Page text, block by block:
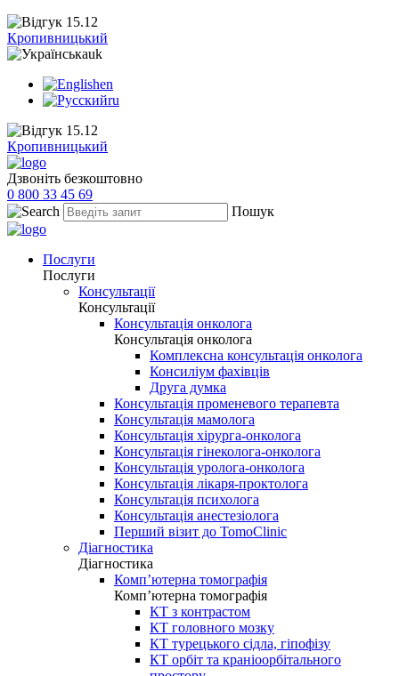
Кропивницький
uk
en
ru
Кропивницький
Дзвоніть безкоштовно
0 800 33 45 69
Пошук
Послуги
Послуги
Консультації
Консультації
Консультація онколога
Консультація онколога
Комплексна консультація онколога
Консиліум фахівців
Друга думка
Консультація променевого терапевта
Консультація мамолога
Консультація хірурга-онколога
Консультація гінеколога-онколога
Консультація уролога-онколога
Консультація лікаря-проктолога
Консультація психолога
Консультація анестезіолога
Перший візит до TomoClinic
Діагностика
Діагностика
Комп’ютерна томографія
Комп’ютерна томографія
КТ з контрастом
КТ головного мозку
КТ турецького сідла, гіпофізу
КТ орбіт та краніоорбітального